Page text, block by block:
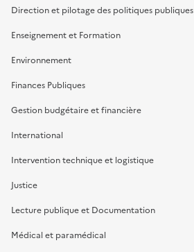
Direction et pilotage des politiques publiques
Enseignement et Formation
Environnement
Finances Publiques
Gestion budgétaire et financière
International
Intervention technique et logistique
Justice
Lecture publique et Documentation
Médical et paramédical